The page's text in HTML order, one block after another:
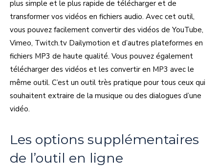
plus simple et le plus rapide de télécharger et de
transformer vos vidéos en fichiers audio. Avec cet outil,
vous pouvez facilement convertir des vidéos de YouTube,
Vimeo, Twitch.tv Dailymotion et d’autres plateformes en
fichiers MP3 de haute qualité. Vous pouvez également
télécharger des vidéos et les convertir en MP3 avec le
même outil. C’est un outil très pratique pour tous ceux qui
souhaitent extraire de la musique ou des dialogues d’une
vidéo.
Les options supplémentaires
de l’outil en ligne